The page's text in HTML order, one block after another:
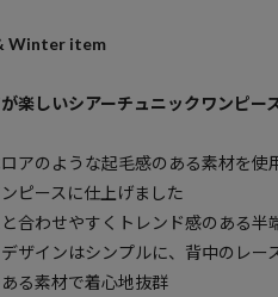
Winter item
楽しいシアーチュニックワンピー
アのような起毛感のある素材を使
ピースに仕上げました
合わせやすくトレンド感のある半
ザインはシンプルに、背中のレー
る素材で着心地抜群